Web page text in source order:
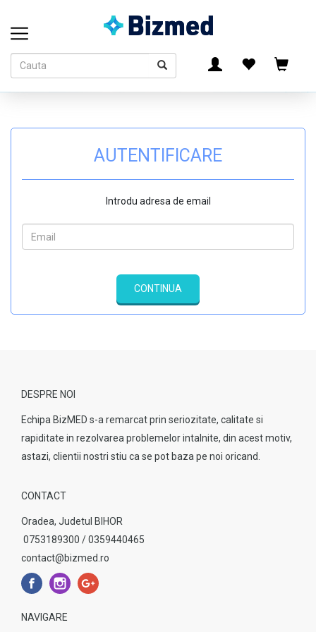
AUTENTIFICARE
Introdu adresa de email
CONTINUA
DESPRE NOI
Echipa BizMED s-a remarcat prin seriozitate, calitate si
rapiditate in rezolvarea problemelor intalnite, din acest motiv,
astazi, clientii nostri stiu ca se pot baza pe noi oricand.
CONTACT
Oradea, Judetul BIHOR
0753189300 / 0359440465
contact@bizmed.ro
NAVIGARE